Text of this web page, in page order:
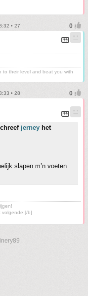
• 27
to their level and beat you with
• 28
jerney het
slapen m’n voeten
volgende:[/b]